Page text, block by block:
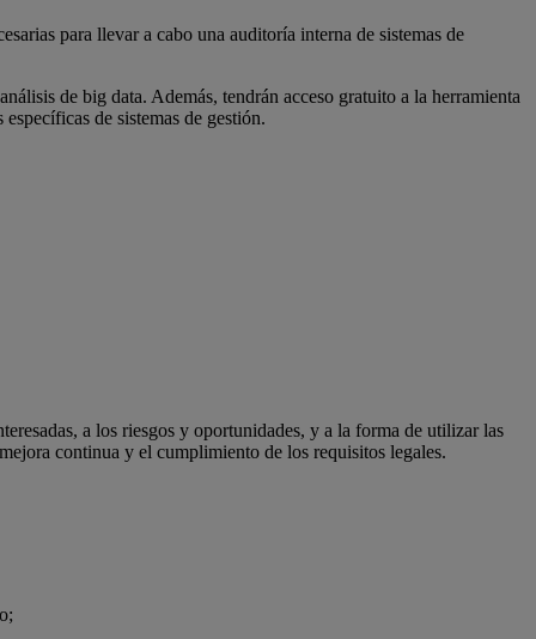
para llevar a cabo una auditoría interna de sistemas de
de big data. Además, tendrán acceso gratuito a la herramienta
de sistemas de gestión.
a los riesgos y oportunidades, y a la forma de utilizar las
continua y el cumplimiento de los requisitos legales.